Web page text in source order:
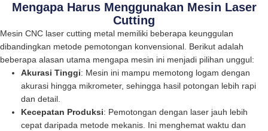
Mengapa Harus Menggunakan Mesin Laser
Cutting
Mesin CNC laser cutting metal memiliki beberapa keunggulan
dibandingkan metode pemotongan konvensional. Berikut adalah
beberapa alasan utama mengapa mesin ini menjadi pilihan unggul:
Akurasi Tinggi: Mesin ini mampu memotong logam dengan
akurasi hingga mikrometer, sehingga hasil potongan lebih rapi
dan detail.
Kecepatan Produksi: Pemotongan dengan laser jauh lebih
cepat daripada metode mekanis. Ini menghemat waktu dan